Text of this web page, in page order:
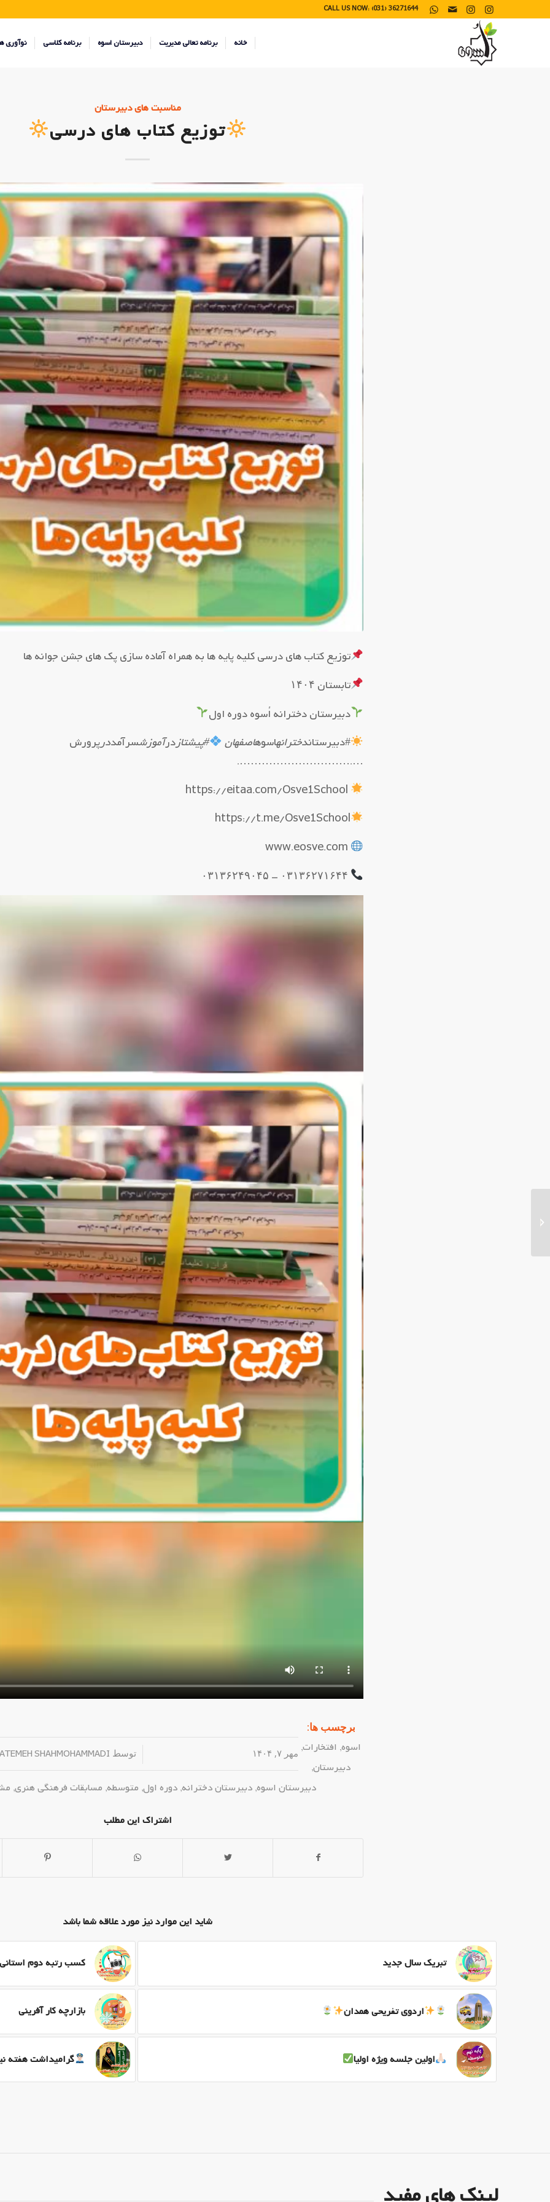
CALL US NOW: (031) 36271644
خانه برنامه تعالی مدیریت دبیرستان اسوه برنامه کلاسی نوآوری
مناسبت های دبیرستان
توزیع کتاب های درسی
توزیع کتاب های درسی کلیه پایه ها به همراه آماده سازی پک های جشن جوانه ها
تابستان ۱۴۰۴
دبیرستان دخترانه اُسوه دوره اول
#دبیرستاندخترانهاسوهاصفهان #پیشتازدرآموزشسرآمددرپرورش
….………………………….
https://t.me/Osve1School
مهر ۷, ۱۴۰۴ توسط SHAHMOHAMMADI
برچسب ها:
اسوه, افتخارات,
دبیرستان,
دبیرستان اسوه,دبیرستان دخترانه,دوره اول, متوسطه, مسابقات فرهنگی هنری,
اشتراک این مطلب
شاید این موارد نیز مورد علاقه شما باشد
کسب رتبه دوم تبریک سال جدید
بازارچه کار آفرینی اردوی تفریحی همدان
گرامیداشت هفته اولین جلسه ویژه اولیا
لینک های مفید